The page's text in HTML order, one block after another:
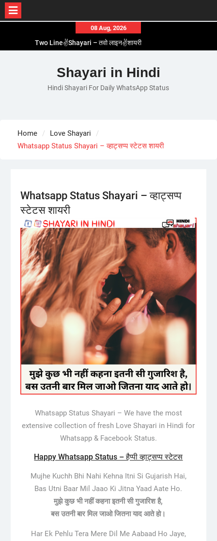
content
08 Aug, 2026
Two Line✌️Shayari – तवो लाइन✌️शायरी
Romantic Love😽Status – रोमांटिक लव😽स्टेटस
Love🥳Poetry In Hindi – लव🥳पोएट्री इन हिंदी
1 Line☝️Shayari In Hindi – १ लाइन☝️शायरी इन हिंदी
Shayari in Hindi
Hindi Shayari For Daily WhatsApp Status
Home
Love Shayari
Whatsapp Status Shayari – व्हाट्सप्प स्टेटस शायरी
Whatsapp Status Shayari – व्हाट्सप्प
स्टेटस शायरी
Whatsapp Status Shayari – We have the most
extensive collection of fresh Love Shayari in Hindi for
Whatsapp & Facebook Status.
Happy Whatsapp Status – हैप्पी व्हाट्सप्प स्टेटस
Mujhe Kuchh Bhi Nahi Kehna Itni Si Gujarish Hai,
Bas Utni Baar Mil Jaao Ki Jitna Yaad Aate Ho.
मुझे कुछ भी नहीं कहना इतनी सी गुजारिश है,
बस उतनी बार मिल जाओ जितना याद आते हो।
Har Ek Pehlu Tera Mere Dil Me Aabaad Ho Jaye,